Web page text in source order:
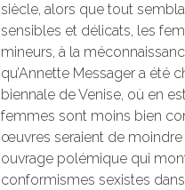
siècle, alors que tout
sensibles et délicats, les
mineurs, à la
qu’Annette Messager a été
biennale de Venise, où en
femmes sont moins bien
œuvres seraient de
ouvrage polémique qui
conformismes sexistes